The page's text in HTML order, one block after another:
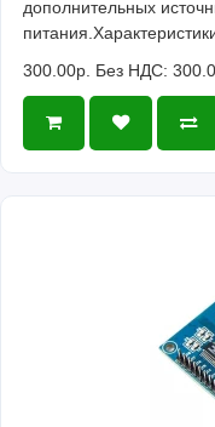
дополнительных
300.00р. Без НДС: